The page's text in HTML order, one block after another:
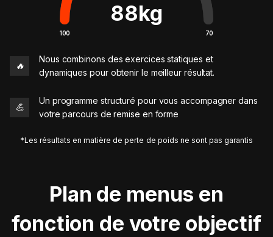
88kg
100 70
🔥
Nous combinons des exercices statiques et
dynamiques pour obtenir le meilleur résultat.
💪
Un programme structuré pour vous accompagner dans
votre parcours de remise en forme
*Les résultats en matière de perte de poids ne sont pas garantis
Plan de menus en
fonction de votre objectif